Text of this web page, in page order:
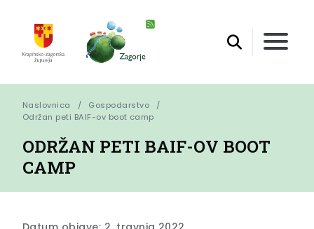
Naslovnica
Gospodarstvo
Održan peti BAIF-ov boot camp
ODRŽAN PETI BAIF-OV BOOT
CAMP